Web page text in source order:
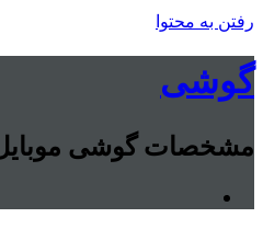
رفتن به محتوا
گوشی
مشخصات گوشی